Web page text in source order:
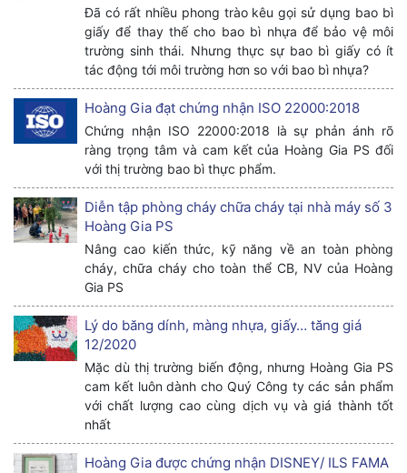
Đã có rất nhiều phong trào kêu gọi sử dụng bao bì
giấy để thay thế cho bao bì nhựa để bảo vệ môi
trường sinh thái. Nhưng thực sự bao bì giấy có ít
tác động tới môi trường hơn so với bao bì nhựa?
Hoàng Gia đạt chứng nhận ISO 22000:2018
Chứng nhận ISO 22000:2018 là sự phản ánh rõ
ràng trọng tâm và cam kết của Hoàng Gia PS đối
với thị trường bao bì thực phẩm.
Diễn tập phòng cháy chữa cháy tại nhà máy số 3
Hoàng Gia PS
Nâng cao kiến thức, kỹ năng về an toàn phòng
cháy, chữa cháy cho toàn thể CB, NV của Hoàng
Gia PS
Lý do băng dính, màng nhựa, giấy… tăng giá
12/2020
Mặc dù thị trường biến động, nhưng Hoàng Gia PS
cam kết luôn dành cho Quý Công ty các sản phẩm
với chất lượng cao cùng dịch vụ và giá thành tốt
nhất
Hoàng Gia được chứng nhận DISNEY/ ILS FAMA